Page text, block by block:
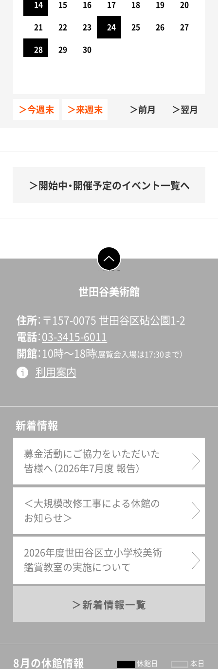
10 11 12 13 14 15 16
17 18 19 20 21 22 23
24 25 26
14 15 16 17 18 19 20
21 22 23 24 25 26 27
28 29 30
＞今週末 ＞来週末 ＞前月 ＞翌月
開始中・開催予定のイベント一覧へ
ページの先頭へ戻
世田谷美術館
住所 〒157-0075 世田谷区砧公園1-2
電話 03-3415-6011
開館 10時〜18時（展覧会入場は17:30まで）
利用案内
新着情報
募金活動にご協力をいただいた
皆様へ（2026年7月度 報告）
＜大規模改修工事による休館の
お知らせ＞
2026年度世田谷区立小学校美術
鑑賞教室の実施について
新着情報一覧
8月の休館情報 休館日 本日